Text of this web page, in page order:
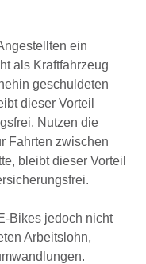
ein
als Kraftfahrzeug
geschuldeten
dieser Vorteil
Nutzen die
Fahrten zwischen
bleibt dieser Vorteil
Bikes jedoch nicht
Arbeitslohn,